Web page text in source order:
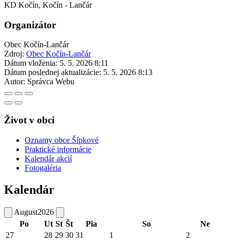
KD Kočín, Kočín - Lančár
Organizátor
Obec Kočín-Lančár
Zdroj: Obec Kočín-Lančár
Dátum vloženia: 5. 5. 2026 8:11
Dátum poslednej aktualizácie: 5. 5. 2026 8:13
Autor: Správca Webu
Život v obci
Oznamy obce Šípkové
Praktické informácie
Kalendár akcií
Fotogaléria
Kalendár
August2026
Po
Ut St Št Pia So
Ne
27
28 29 30 31 1 2